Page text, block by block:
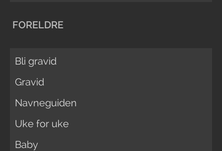
FORELDRE
Bli gravid
Gravid
Navneguiden
Uke for uke
Baby